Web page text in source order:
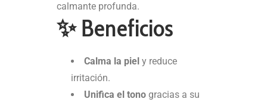
calmante profunda.
✨ Beneficios
Calma la piel y reduce
irritación.
Unifica el tono gracias a su